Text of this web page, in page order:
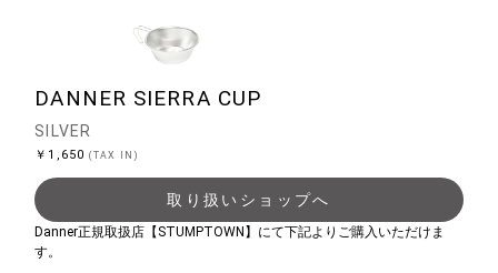
DANNER SIERRA CUP
SILVER
￥1,650(TAX IN)
取り扱いショップへ
Danner正規取扱店【STUMPTOWN】にて下記よりご購入いただけま
す。